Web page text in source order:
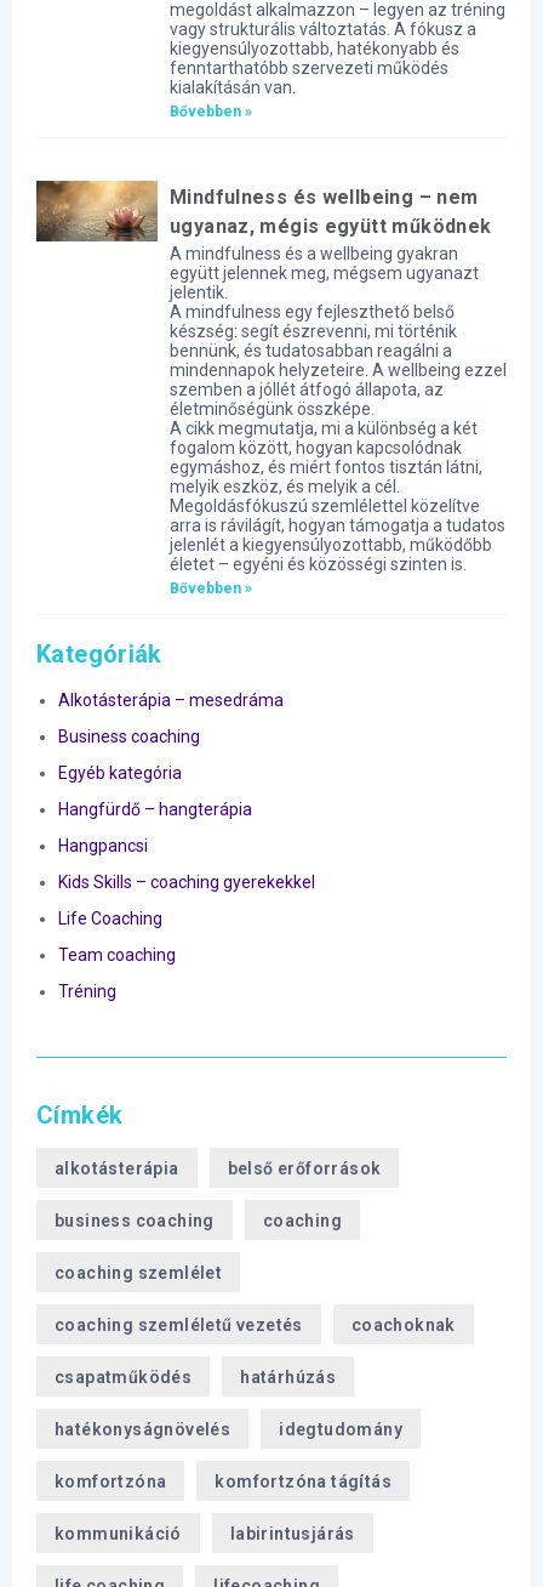
megoldást alkalmazzon – legyen az tréning
vagy strukturális változtatás. A fókusz a
kiegyensúlyozottabb, hatékonyabb és
fenntarthatóbb szervezeti működés
kialakításán van.
Bővebben »
Mindfulness és wellbeing – nem
ugyanaz, mégis együtt működnek
A mindfulness és a wellbeing gyakran
együtt jelennek meg, mégsem ugyanazt
jelentik.
A mindfulness egy fejleszthető belső
készség: segít észrevenni, mi történik
bennünk, és tudatosabban reagálni a
mindennapok helyzeteire. A wellbeing ezzel
szemben a jóllét átfogó állapota, az
életminőségünk összképe.
A cikk megmutatja, mi a különbség a két
fogalom között, hogyan kapcsolódnak
egymáshoz, és miért fontos tisztán látni,
melyik eszköz, és melyik a cél.
Megoldásfókuszú szemlélettel közelítve
arra is rávilágít, hogyan támogatja a tudatos
jelenlét a kiegyensúlyozottabb, működőbb
életet – egyéni és közösségi szinten is.
Bővebben »
Kategóriák
Alkotásterápia – mesedráma
Business coaching
Egyéb kategória
Hangfürdő – hangterápia
Hangpancsi
Kids Skills – coaching gyerekekkel
Life Coaching
Team coaching
Tréning
Címkék
alkotásterápia belső erőforrások
business coaching coaching
coaching szemlélet
coaching szemléletű vezetés coachoknak
csapatműködés határhúzás
hatékonyságnövelés idegtudomány
komfortzóna komfortzóna tágítás
kommunikáció labirintusjárás